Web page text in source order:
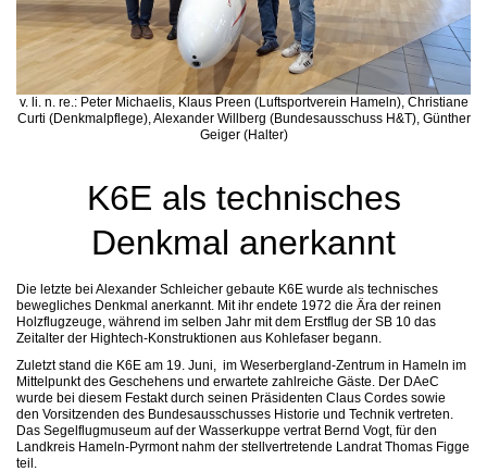
v. li. n. re.: Peter Michaelis, Klaus Preen (Luftsportverein Hameln), Christiane
Curti (Denkmalpflege), Alexander Willberg (Bundesausschuss H&T), Günther
Geiger (Halter)
K6E als technisches
Denkmal anerkannt
Die letzte bei Alexander Schleicher gebaute K6E wurde als technisches
bewegliches Denkmal anerkannt. Mit ihr endete 1972 die Ära der reinen
Holzflugzeuge, während im selben Jahr mit dem Erstflug der SB 10 das
Zeitalter der Hightech-Konstruktionen aus Kohlefaser begann.
Zuletzt stand die K6E am 19. Juni, im Weserbergland-Zentrum in Hameln im
Mittelpunkt des Geschehens und erwartete zahlreiche Gäste. Der DAeC
wurde bei diesem Festakt durch seinen Präsidenten Claus Cordes sowie
den Vorsitzenden des Bundesausschusses Historie und Technik vertreten.
Das Segelflugmuseum auf der Wasserkuppe vertrat Bernd Vogt, für den
Landkreis Hameln-Pyrmont nahm der stellvertretende Landrat Thomas Figge
teil.